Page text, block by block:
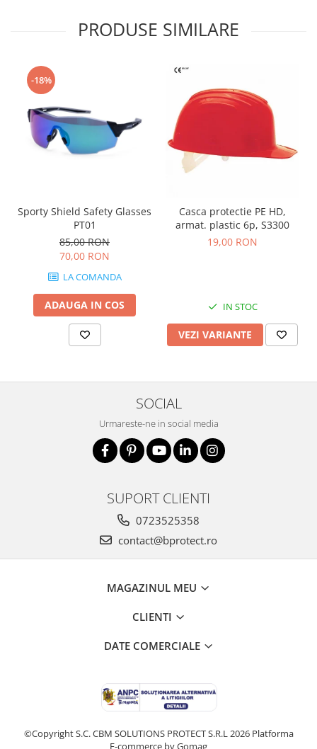
Unelte pentru masurat
Aparate de masura si detectie
Echere si compasuri
Nivele
Nivele laser
Rulete si metre
Scule electrice
Accesorii auto
Accesorii scule electrice
Aparate de sudat si lipit
Capsatoare si pistoale pneumatice
Consumabile scule electrice
Accesorii abrazive
Accesorii pentru slefuire
Iluminat si electrice
Masini de gaurit si insurubat
Masini de slefuit si rindeluit
Masini multifunctionale
Scule electrice de banc
Suflante aer cald si aspiratoare
Pantaloni
PRODUSE SIMILARE
-18%
Sporty Shield Safety Glasses
PT01
85,00 RON
70,00 RON
LA COMANDA
ADAUGA IN COS
Casca protectie PE HD,
armat. plastic 6p, S3300
19,00 RON
IN STOC
VEZI VARIANTE
SOCIAL
Urmareste-ne in social media
SUPORT CLIENTI
0723525358
contact@bprotect.ro
MAGAZINUL MEU
CLIENTI
DATE COMERCIALE
©Copyright S.C. CBM SOLUTIONS PROTECT S.R.L 2026 Platforma
E-commerce by Gomag